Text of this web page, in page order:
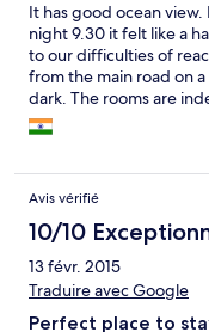
It has good ocean
night 9.30 it felt like a
to our difficulties of
from the main road on
dark. The rooms are
break the door with one
Avis vérifié
10/10
13 févr. 2015
Traduire avec Google
Perfect place to